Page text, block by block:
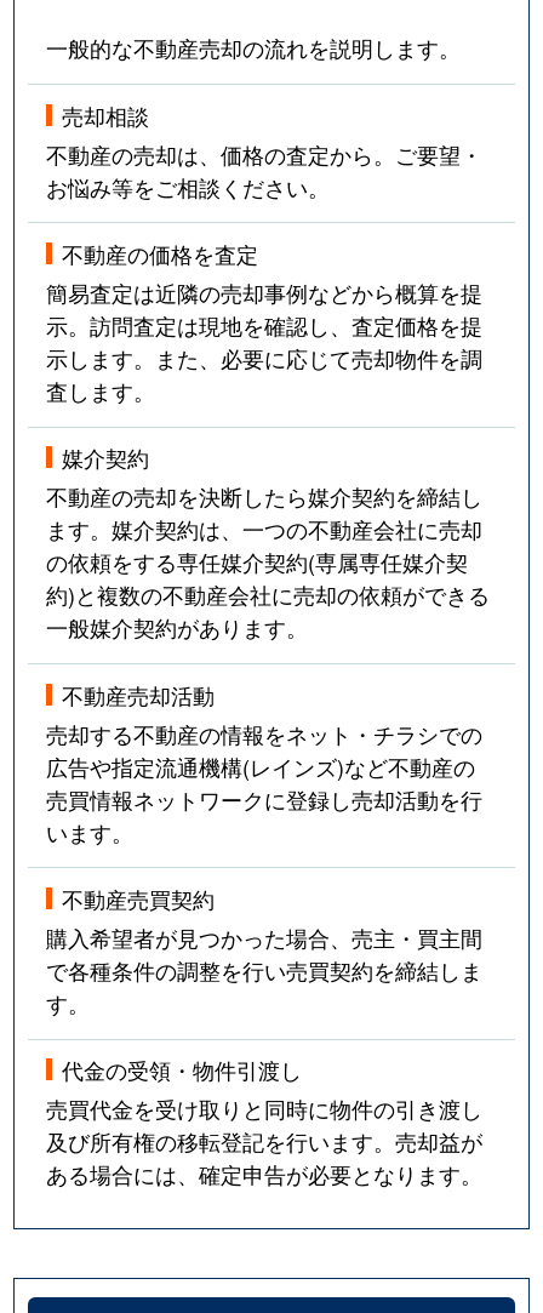
一般的な不動産売却の流れを説明します。
売却相談
不動産の売却は、価格の査定から。ご要望・
お悩み等をご相談ください。
不動産の価格を査定
簡易査定は近隣の売却事例などから概算を提
示。訪問査定は現地を確認し、査定価格を提
示します。また、必要に応じて売却物件を調
査します。
媒介契約
不動産の売却を決断したら媒介契約を締結し
ます。媒介契約は、一つの不動産会社に売却
の依頼をする専任媒介契約(専属専任媒介契
約)と複数の不動産会社に売却の依頼ができる
一般媒介契約があります。
不動産売却活動
売却する不動産の情報をネット・チラシでの
広告や指定流通機構(レインズ)など不動産の
売買情報ネットワークに登録し売却活動を行
います。
不動産売買契約
購入希望者が見つかった場合、売主・買主間
で各種条件の調整を行い売買契約を締結しま
す。
代金の受領・物件引渡し
売買代金を受け取りと同時に物件の引き渡し
及び所有権の移転登記を行います。売却益が
ある場合には、確定申告が必要となります。